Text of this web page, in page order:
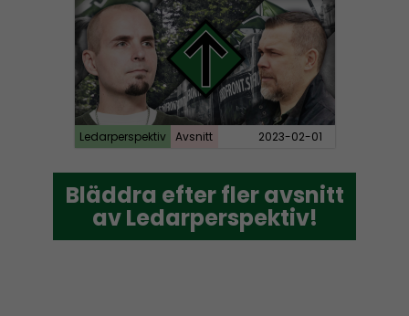
Ledarperspektiv Avsnitt 2023-02-01
Bläddra efter fler avsnitt
av Ledarperspektiv!
Bläddra efter fler avsnitt
av Ledarperspektiv!